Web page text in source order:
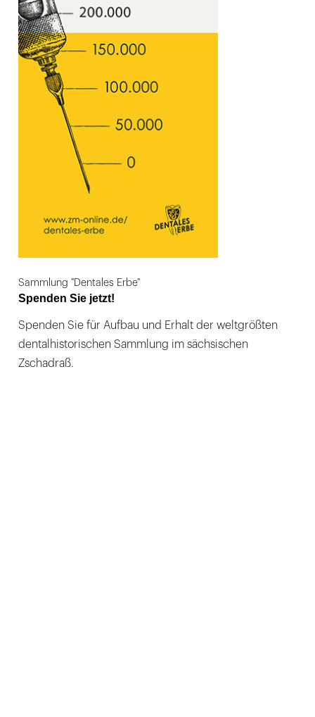
Sammlung "Dentales Erbe"
Spenden Sie jetzt!
Spenden Sie für Aufbau und Erhalt der weltgrößten
dentalhistorischen Sammlung im sächsischen
Zschadraß.